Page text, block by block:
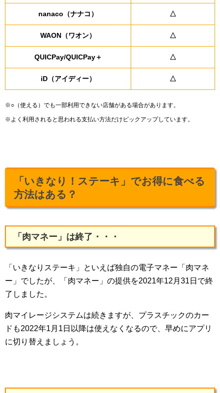
nanaco（ナナコ） △
WAON（ワオン） △
QUICPay/QUICPay＋ △
iD（アイディー） △
※○（使える）でも一部利用できない店舗がある場合があります。
※よく利用されると思われる支払い方法だけピックアップしています。
「いきなり！ステーキ」でお得に食べる
方法はある？
「肉マネー」は終了・・・
「いきなりステーキ」といえば独自の電子マネー「肉マネ
ー」でしたが、「肉マネー」の提供を2021年12月31日で終
了しました。
肉マイレージシステムは続きますが、プラスチックのカー
ドも2022年1月1日以降は使えなくなるので、早めにアプリ
に切り替えましょう。